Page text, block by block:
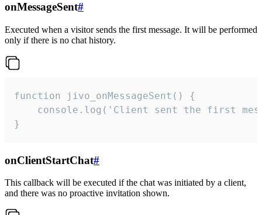
onMessageSent#
Executed when a visitor sends the first message. It will be performed
only if there is no chat history.
function jivo_onMessageSent() {
console.log('Client sent the first
}
onClientStartChat#
This callback will be executed if the chat was initiated by a client,
and there was no proactive invitation shown.